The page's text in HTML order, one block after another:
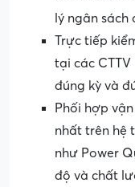
lý ngân
Trực tiếp
tại các
đúng kỳ và
Phối hợp
nhất trên hệ
như Power
độ và chất